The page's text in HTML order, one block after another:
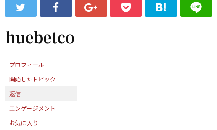
ッ
プ
フ
ォ
ム
huebetco
プロフィール
開始したトピック
返信
エンゲージメント
お気に入り